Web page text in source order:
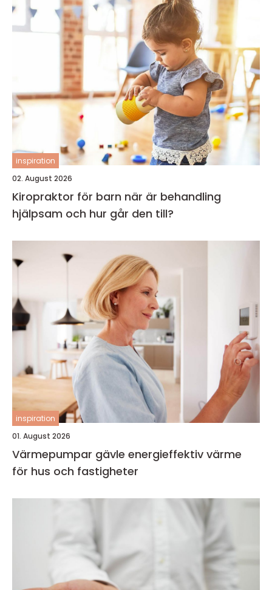
inspiration
02. August 2026
Kiropraktor för barn när är behandling
hjälpsam och hur går den till?
inspiration
01. August 2026
Värmepumpar gävle energieffektiv värme
för hus och fastigheter